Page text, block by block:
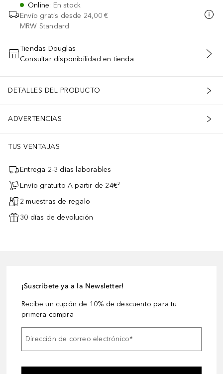
Online: En stock
Envío gratis desde 24,00 €
MRW Standard
AÑADIR AL CARRITO
Tiendas Douglas
Consultar disponibilidad en tienda
DETALLES DEL PRODUCTO
ADVERTENCIAS
TUS VENTAJAS
Entrega 2-3 días laborables
Envío gratuito A partir de 24€³
2 muestras de regalo
30 días de devolución
¡Suscríbete ya a la Newsletter!
Recibe un cupón de 10% de descuento para tu
primera compra
Dirección de correo electrónico*